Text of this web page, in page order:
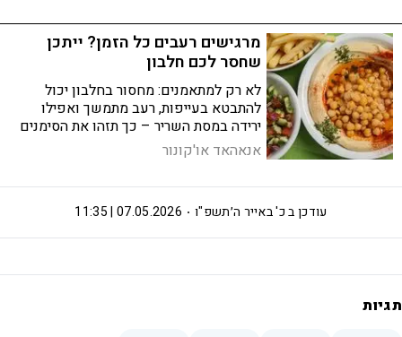
מרגישים רעבים כל הזמן? ייתכן
שחסר לכם חלבון
לא רק למתאמנים: מחסור בחלבון יכול
להתבטא בעייפות, רעב מתמשך ואפילו
ירידה במסת השריר – כך תזהו את הסימנים
אנאהאד או'קונור
כ' באייר ה׳תשפ"ו 07.05.2026 | 11:35 עודכן ב
תגיות